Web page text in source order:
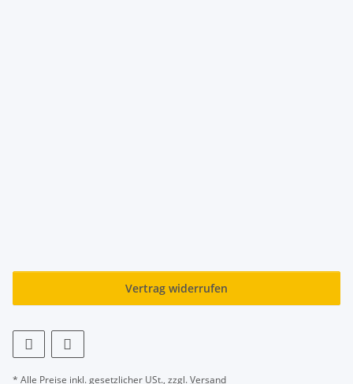
Vertrag widerrufen
* Alle Preise inkl. gesetzlicher USt., zzgl.Versand